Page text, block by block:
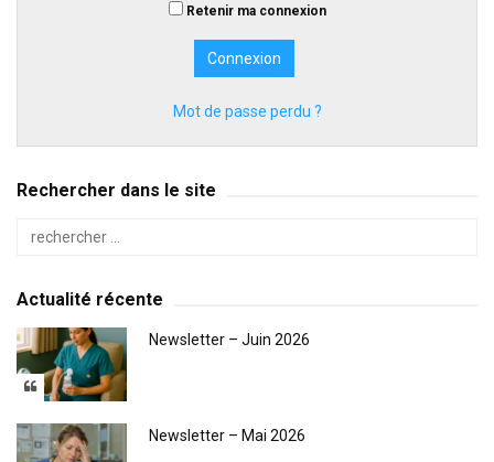
Retenir ma connexion
Mot de passe perdu ?
Rechercher dans le site
Actualité récente
Newsletter – Juin 2026
Newsletter – Mai 2026